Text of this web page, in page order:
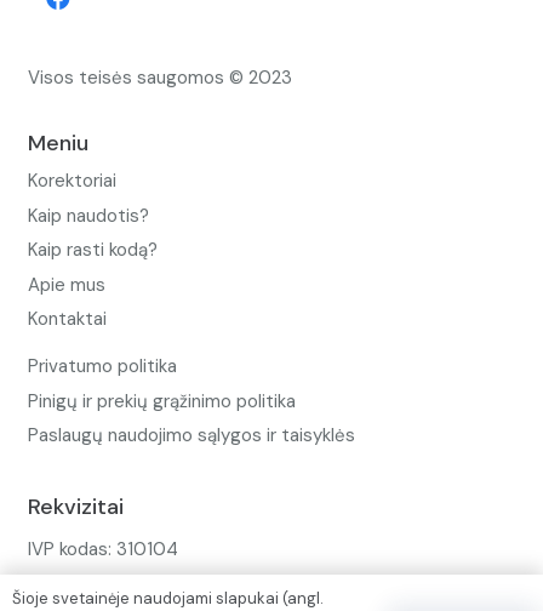
Visos teisės saugomos © 2023
Meniu
Korektoriai
Kaip naudotis?
Kaip rasti kodą?
Apie mus
Kontaktai
Privatumo politika
Pinigų ir prekių grąžinimo politika
Paslaugų naudojimo sąlygos ir taisyklės
Rekvizitai
IVP kodas: 310104
Šioje svetainėje naudojami slapukai (angl.